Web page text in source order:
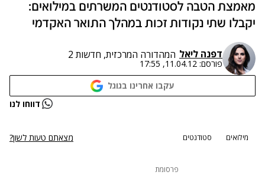
מאמצת הטבה לסטודנטים המשרתים במילואים:
יקבלו שתי נקודות זכות במהלך התואר האקדמי
דפנה ליאל המהדורה המרכזית, חדשות 2
פורסם: 11.04.12, 17:55
עקבו אחרינו בגוגל
דווחו לנו
מילואים סטודנטים מצאתם טעות לשון?
פרסומת